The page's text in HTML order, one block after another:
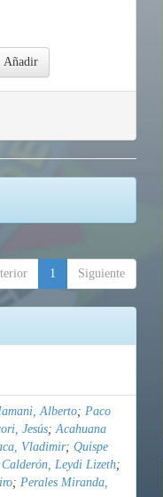
1 Siguiente
Alberto; Paco
Jesús;Acahuana
Vladimir; Quispe
Calderón, Leydi Lizeth;
; Perales Miranda,